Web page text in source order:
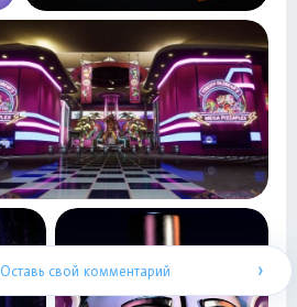
Оставь свой комментарий ›